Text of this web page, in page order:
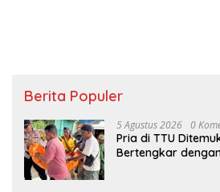
Berita Populer
5 Agustus 2026 0
Pria di TTU
Bertengkar